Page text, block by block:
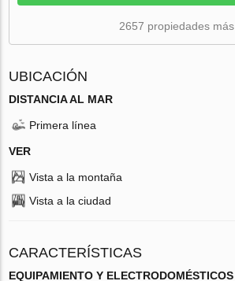
2657 propiedades más
UBICACIÓN
DISTANCIA AL MAR
Primera línea
VER
Vista a la montaña
Vista a la ciudad
CARACTERÍSTICAS
EQUIPAMIENTO Y ELECTRODOMÉSTICOS